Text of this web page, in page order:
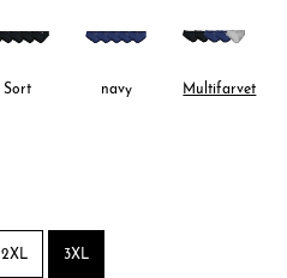
Sort navy Multifarvet
2XL 3XL